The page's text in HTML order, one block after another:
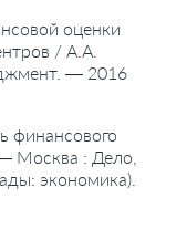
оценки
/ А.А.
— 2016
финансового
Москва : Дело,
экономика).